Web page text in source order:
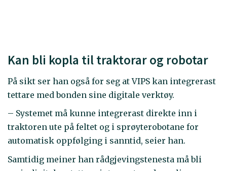
Kan bli kopla til traktorar og robotar
På sikt ser han også for seg at VIPS kan integrerast
tettare med bonden sine digitale verktøy.
– Systemet må kunne integrerast direkte inn i
traktoren ute på feltet og i sprøyterobotane for
automatisk oppfølging i sanntid, seier han.
Samtidig meiner han rådgjevingstenesta må bli